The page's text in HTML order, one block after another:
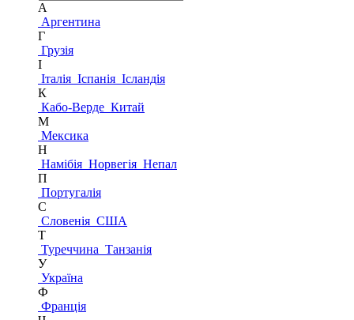
А
Аргентина
Г
Грузія
І
Італія Іспанія Ісландія
К
Кабо-Верде Китай
М
Мексика
Н
Намібія Норвегія Непал
П
Португалія
С
Словенія США
Т
Туреччина Танзанія
У
Україна
Ф
Франція